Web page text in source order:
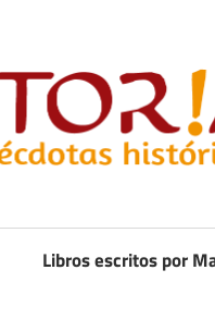
Libros escritos por